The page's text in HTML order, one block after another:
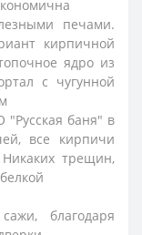
печами.
кирпичной
ядро из
с чугунной
баня" в
все кирпичи
трещин,
благодаря